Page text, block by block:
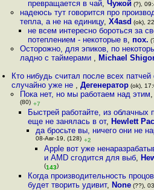
превращается в чай, Чужой (?),
надеюсь тут говорится про
тепла, а не на единицу, X4asd (ok),
не всем интересно бороться за
потеплением - некоторые в, пох.
Осторожно, для эпиков, по
ладно с таймерами , Michael
Кто нибудь считал после всех
случайно уже не ,Дегенератор (ok),
Пока нет, но мы работаем над этим,
(80) +7
Быстрей работайте, из облачных
еще не занялась в от, Hewlett
да бросьте вы, ничего они не
08-Авг-19, (128) +2
Apple вот уже
и AMD сгодится для выб,
(143)
Когда производительность
будет творить удивит, None(??),